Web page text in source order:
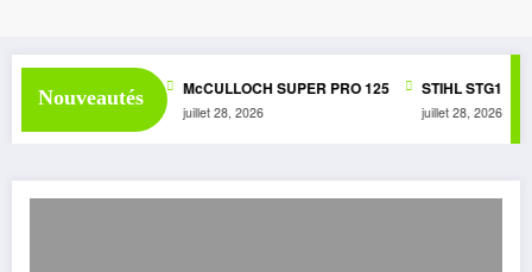
Nouveautés
1050 AUTOMATIC McCULLOCH SUPER PRO 125
juillet 28, 2026
STIHL STG1
juillet 28, 2026